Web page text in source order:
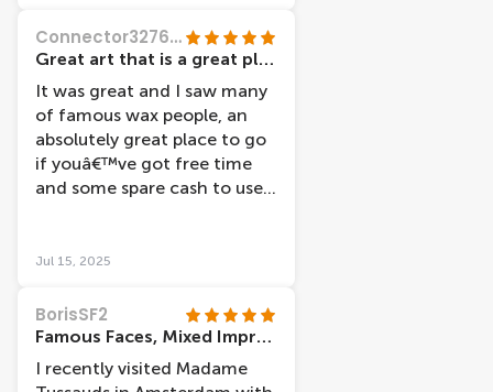
Connector32762287850
Great art that is a great place to go in Amsterdam.
It was great and I saw many
of famous wax people, an
absolutely great place to go
if youâ€™ve got free time
and some spare cash to use
Jul 15, 2025
BorisSF2
Famous Faces, Mixed Impressions
I recently visited Madame